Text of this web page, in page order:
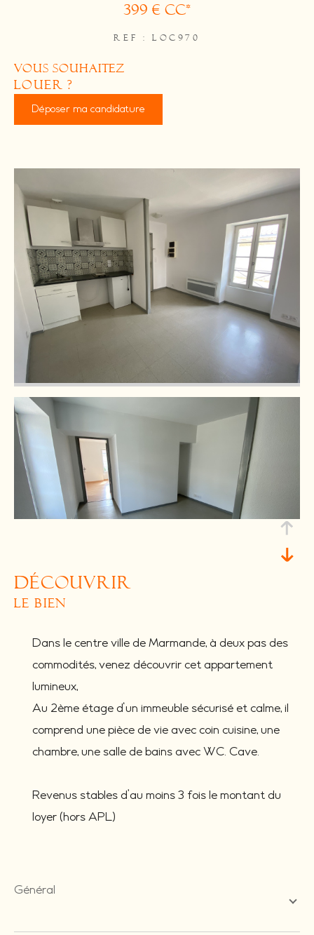
399 € CC*
REF : LOC970
vous souhaitez
louer ?
Déposer ma candidature
découvrir
le bien
Dans le centre ville de Marmande, à deux pas des
commodités, venez découvrir cet appartement
lumineux,
Au 2ème étage d'un immeuble sécurisé et calme, il
comprend une pièce de vie avec coin cuisine, une
chambre, une salle de bains avec WC. Cave.
Revenus stables d’au moins 3 fois le montant du
loyer (hors APL)
général